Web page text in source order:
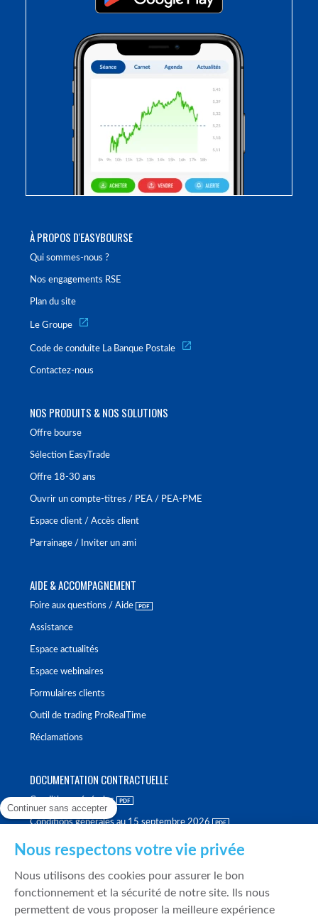
À PROPOS D'EASYBOURSE
Qui sommes-nous ?
Nos engagements RSE
Plan du site
Le Groupe
Code de conduite La Banque Postale
Contactez-nous
NOS PRODUITS & NOS SOLUTIONS
Offre bourse
Sélection EasyTrade
Offre 18-30 ans
Ouvrir un compte-titres / PEA / PEA-PME
Espace client / Accès client
Parrainage / Inviter un ami
AIDE & ACCOMPAGNEMENT
Foire aux questions / Aide
Assistance
Espace actualités
Espace webinaires
Formulaires clients
Outil de trading ProRealTime
Réclamations
DOCUMENTATION CONTRACTUELLE
Conditions générales
Conditions générales au 15 septembre 2026
Politique de meilleure sélection
Politique de durabilité
Continuer sans accepter
Nous respectons votre vie privée
Nous utilisons des cookies pour assurer le bon
fonctionnement et la sécurité de notre site. Ils nous
permettent de vous proposer la meilleure expérience